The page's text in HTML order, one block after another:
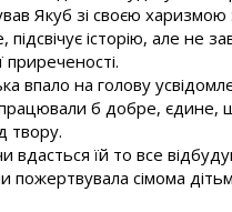
Якуб зі своєю харизмою
історію, але не
впало на голову
б добре,
твору.
вдасться їй то все
пожертвувала сімома